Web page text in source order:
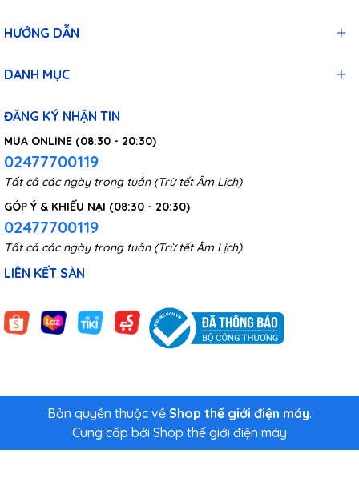
HƯỚNG DẪN
DANH MỤC
ĐĂNG KÝ NHẬN TIN
MUA ONLINE (08:30 - 20:30)
02477700119
Tất cả các ngày trong tuần (Trừ tết Âm Lịch)
GÓP Ý & KHIẾU NẠI (08:30 - 20:30)
02477700119
Tất cả các ngày trong tuần (Trừ tết Âm Lịch)
LIÊN KẾT SÀN
Bản quyền thuộc về Shop thế giới điện máy.
Cung cấp bởi Shop thế giới điện máy